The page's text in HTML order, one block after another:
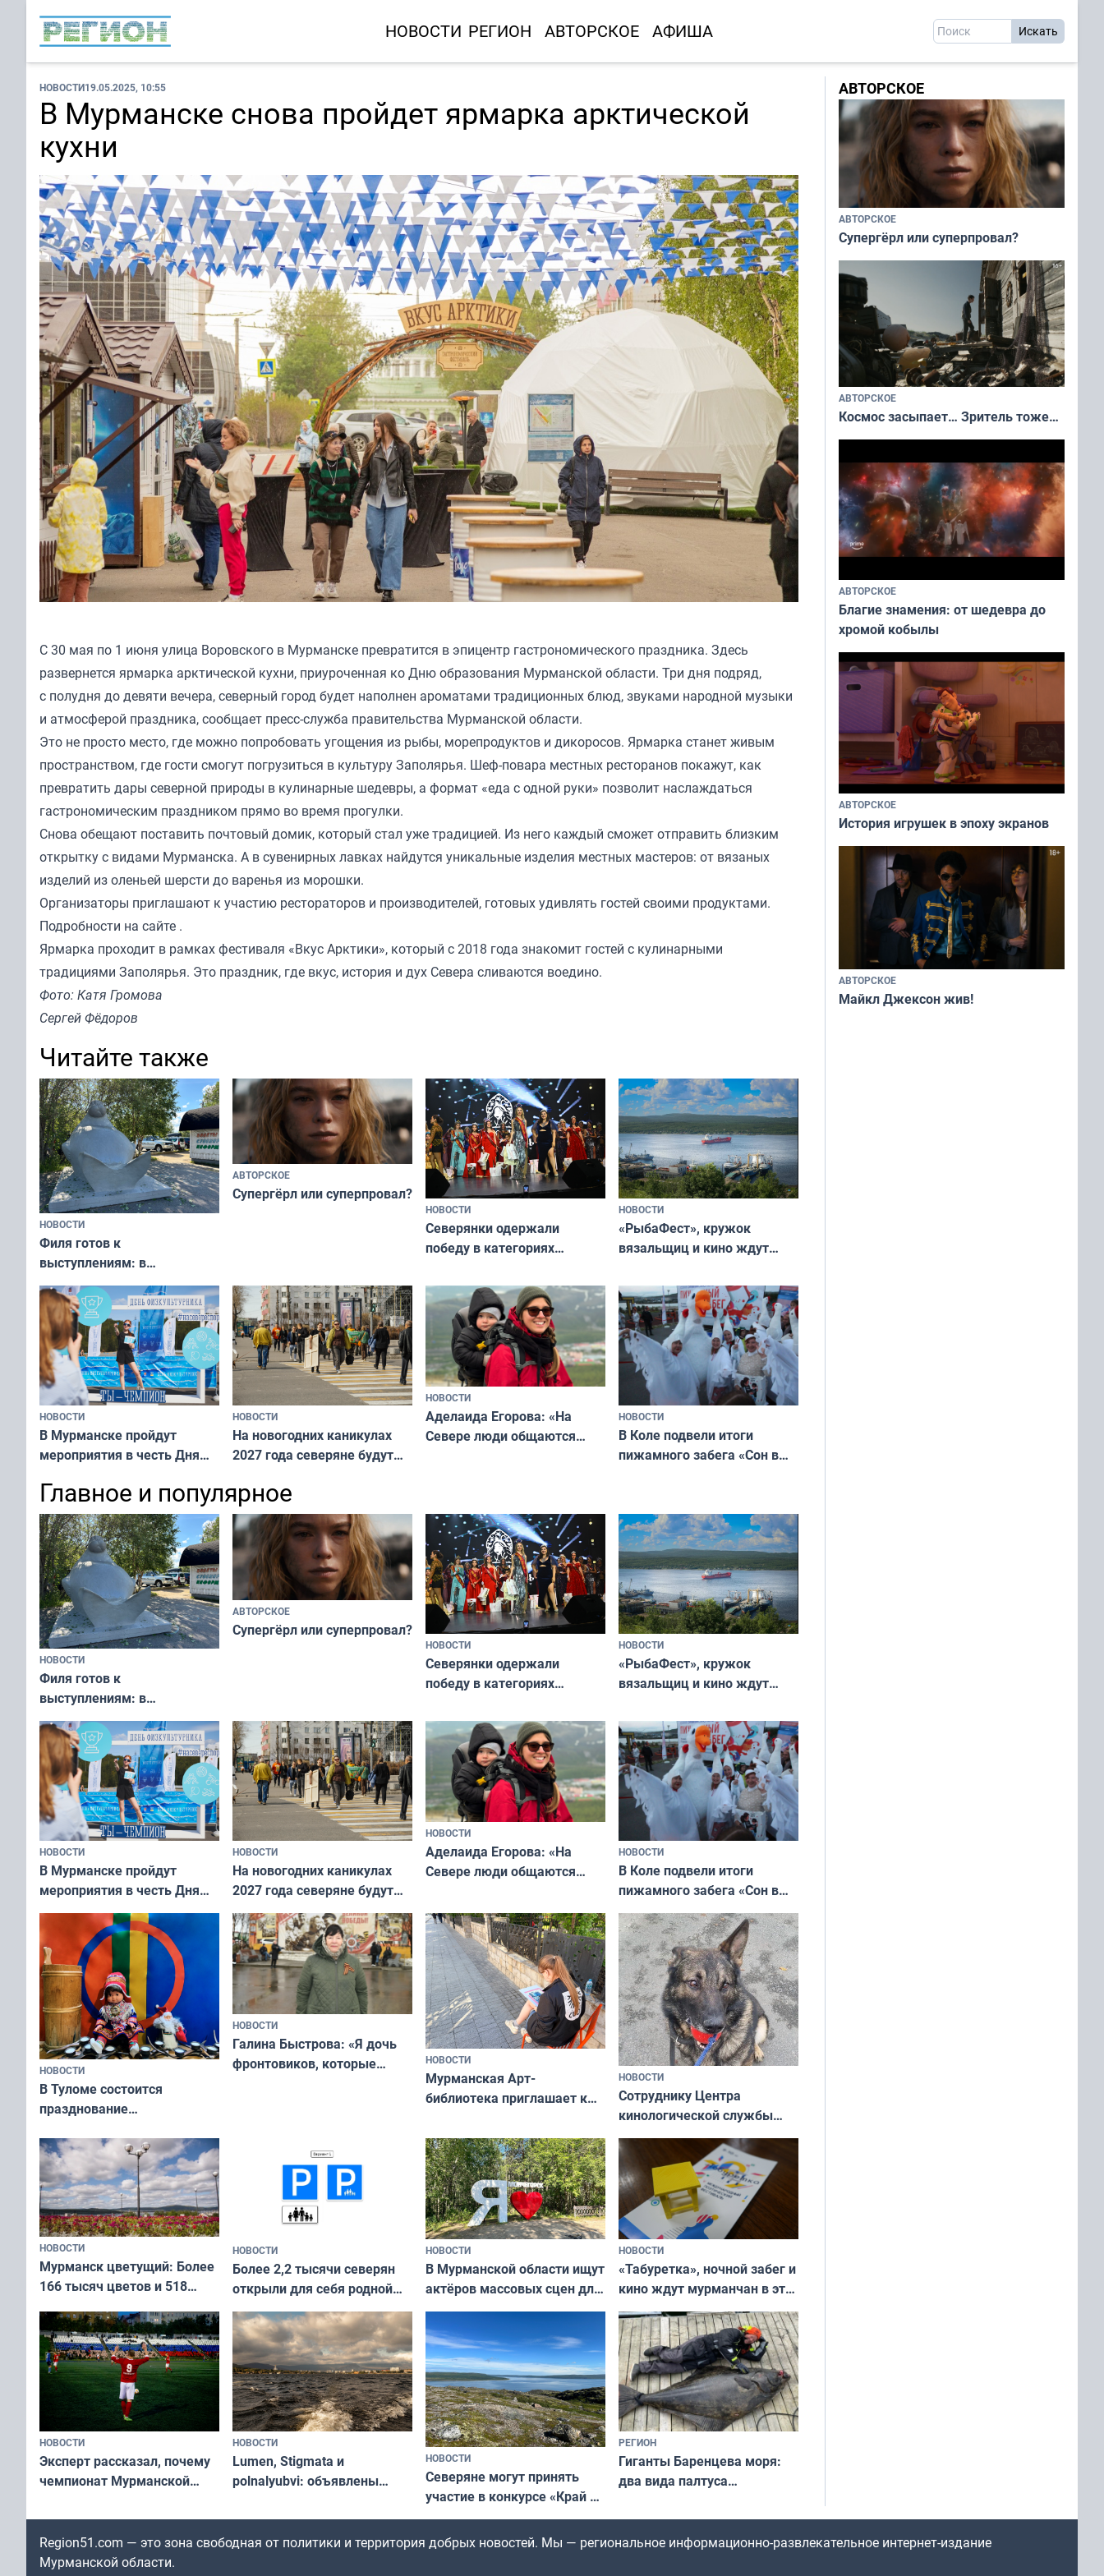
НОВОСТИ РЕГИОН АВТОРСКОЕ АФИША
НОВОСТИ19.05.2025, 10:55
В Мурманске снова пройдет ярмарка арктической
кухни
С 30 мая по 1 июня улица Воровского в Мурманске превратится в эпицентр гастрономического праздника. Здесь
развернется ярмарка арктической кухни, приуроченная ко Дню образования Мурманской области. Три дня подряд,
с полудня до девяти вечера, северный город будет наполнен ароматами традиционных блюд, звуками народной музыки
и атмосферой праздника, сообщает пресс-служба правительства Мурманской области.
Это не просто место, где можно попробовать угощения из рыбы, морепродуктов и дикоросов. Ярмарка станет живым
пространством, где гости смогут погрузиться в культуру Заполярья. Шеф-повара местных ресторанов покажут, как
превратить дары северной природы в кулинарные шедевры, а формат «еда с одной руки» позволит наслаждаться
гастрономическим праздником прямо во время прогулки.
Снова обещают поставить почтовый домик, который стал уже традицией. Из него каждый сможет отправить близким
открытку с видами Мурманска. А в сувенирных лавках найдутся уникальные изделия местных мастеров: от вязаных
изделий из оленьей шерсти до варенья из морошки.
Организаторы приглашают к участию рестораторов и производителей, готовых удивлять гостей своими продуктами.
Подробности на сайте .
Ярмарка проходит в рамках фестиваля «Вкус Арктики», который с 2018 года знакомит гостей с кулинарными
традициями Заполярья. Это праздник, где вкус, история и дух Севера сливаются воедино.
Фото: Катя Громова
Сергей Фёдоров
Читайте также
НОВОСТИ
Филя готов к
выступлениям: в
мурманском океанариуме
рассказали о состоянии
тюленей
АВТОРСКОЕ
Супергёрл или суперпровал?
НОВОСТИ
Северянки одержали
победу в категориях
«Мисс и Миссис Великая
Русь»
НОВОСТИ
«РыбаФест», кружок
вязальщиц и кино ждут
НОВОСТИ
В Мурманске пройдут
мероприятия в честь Дня
НОВОСТИ
На новогодних каникулах
2027 года северяне будут
НОВОСТИ
Аделаида Егорова: «На
Севере люди общаются
НОВОСТИ
В Коле подвели итоги
пижамного забега «Сон в
Главное и популярное
НОВОСТИ
Филя готов к
выступлениям: в
мурманском океанариуме
рассказали о состоянии
тюленей
АВТОРСКОЕ
Супергёрл или суперпровал?
НОВОСТИ
Северянки одержали
победу в категориях
«Мисс и Миссис Великая
Русь»
НОВОСТИ
«РыбаФест», кружок
вязальщиц и кино ждут
НОВОСТИ
В Мурманске пройдут
мероприятия в честь Дня
физкультурника
НОВОСТИ
На новогодних каникулах
2027 года северяне будут
отдыхать 11 дней
НОВОСТИ
Аделаида Егорова: «На
Севере люди общаются
а потому что
ты им интересен»
НОВОСТИ
В Коле подвели итоги
пижамного забега «Сон в
Олимпийскую ночь»
НОВОСТИ
В Туломе состоится
празднование
коренных народов мира
НОВОСТИ
Галина Быстрова: «Я дочь
фронтовиков, которые
НОВОСТИ
Мурманская Арт-
библиотека приглашает к
и фотографов
НОВОСТИ
Сотруднику Центра
кинологической службы
ищут новый дом
НОВОСТИ
Мурманск цветущий: Более
166 тысяч цветов и 518
НОВОСТИ
Более 2,2 тысячи северян
открыли для себя родной
край в рамках проекта
«Туризм для своих»
НОВОСТИ
В Мурманской области ищут
актёров массовых сцен для
съёмок в
короткометражном фильме
НОВОСТИ
«Табуретка», ночной забег и
кино ждут мурманчан в эти
выходные
НОВОСТИ
Эксперт рассказал, почему
чемпионат Мурманской
незамеченным
НОВОСТИ
Lumen, Stigmata и
polnalyubvi: объявлены
«Имандра» в 2026 года
НОВОСТИ
Северяне могут принять
участие в конкурсе «Край у
северной границы: фотогид
по Печенгскому округу»
РЕГИОН
Гиганты Баренцева моря:
два вида палтуса
АВТОРСКОЕ
АВТОРСКОЕ
Супергёрл или суперпровал?
АВТОРСКОЕ
Космос засыпает… Зритель тоже…
АВТОРСКОЕ
Благие знамения: от шедевра до
хромой кобылы
АВТОРСКОЕ
История игрушек в эпоху экранов
АВТОРСКОЕ
Майкл Джексон жив!
Region51.com — это зона свободная от политики и территория добрых новостей. Мы — региональное информационно-развлекательное интернет-издание
Мурманской области.